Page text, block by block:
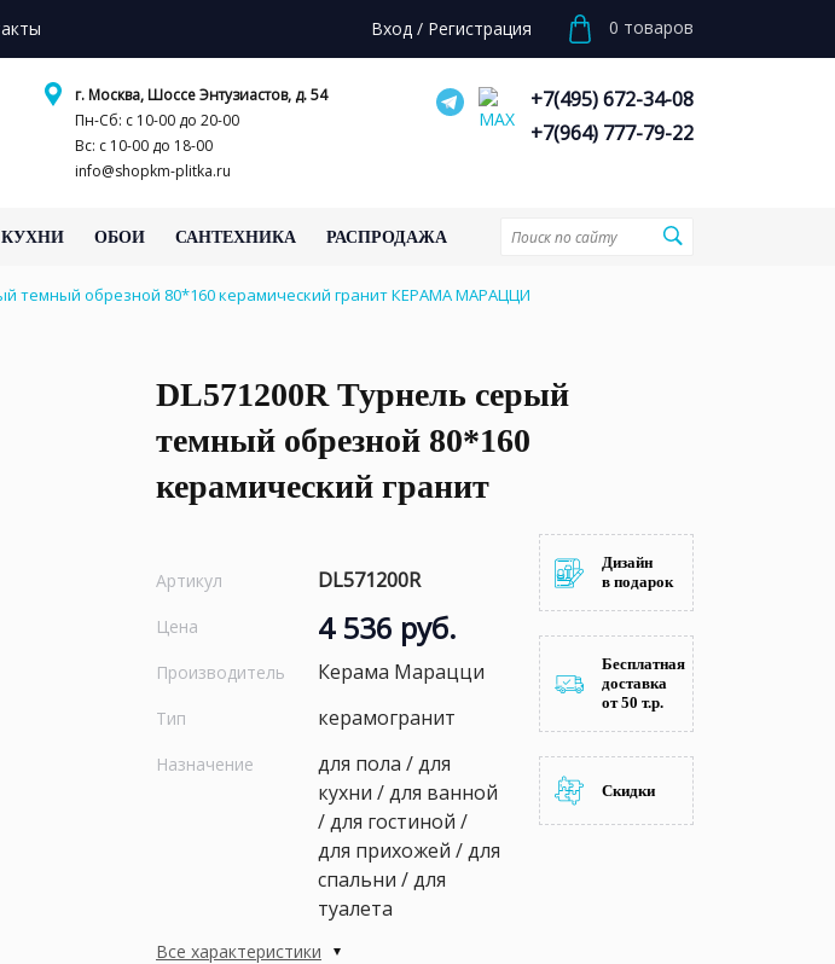
Вход / Регистрация 0 товаров
г. Москва, Шоссе Энтузиастов, д. 54
Пн-Сб: с 10-00 до 20-00
Вс: с 10-00 до 18-00
info@shopkm-plitka.ru
+7(495) 672-34-08
+7(964) 777-79-22
ОБОИ САНТЕХНИКА РАСПРОДАЖА
темный обрезной 80*160 керамический гранит КЕРАМА МАРАЦЦИ
DL571200R Турнель серый
темный обрезной 80*160
керамический гранит
Артикул DL571200R
Цена 4 536 руб.
Производитель Керама Марацци
Тип керамогранит
Назначение
для пола / для
кухни / для ванной
/ для гостиной /
для прихожей / для
спальни / для
туалета
Все характеристики
Дизайн
в подарок
Бесплатная
доставка
от 50 т.р.
Скидки